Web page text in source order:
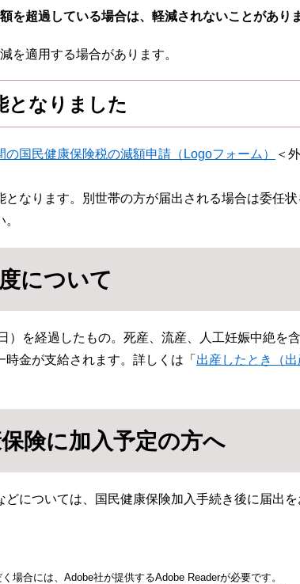
を超過している場合は、軽減されないことがあり
を適用する場合があります。
となりました
の国民健康保険税の減額申請（Logoフォーム）​
＜
なります。別世帯の方が届出される場合は委任状
について
を経過したもの。死産、流産、人工妊娠中絶を含
金が支給されます。詳しくは「 出産したとき（出
険に加入予定の方へ
については、国民健康保険加入手続き後に届出を
場合には、Adobe社が提供するAdobe Readerが必要です。